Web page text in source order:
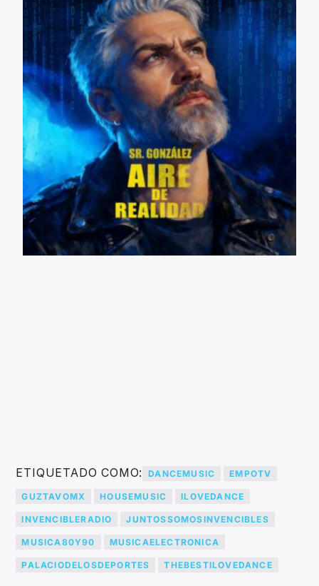
ETIQUETADO COMO: DANCEMUSIC EMPOTV
GUZTAVOMX HOUSEMUSIC ILOVEDANCE
INVENCIBLERADIO JUNTOSSOMOSINVENCIBLES
MUSICA80Y90 MUSICAELECTRONICA
PALACIODELOSDEPORTES THEBESTILOVEDANCE